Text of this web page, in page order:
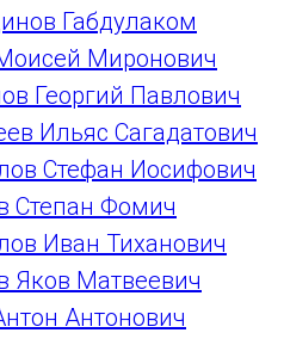
Габдулаком
Миронович
Георгий Павлович
Ильяс Сагадатович
Стефан Иосифович
Степан Фомич
Иван Тиханович
Яков Матвеевич
Антонович